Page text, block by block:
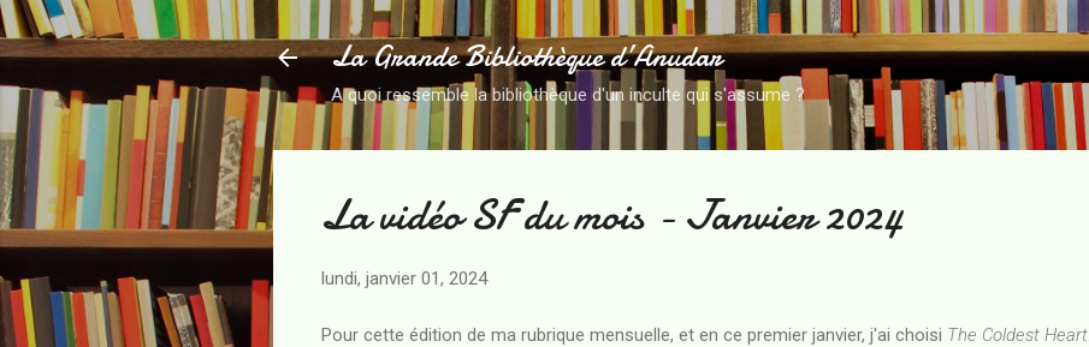
Accéder au contenu principal
La Grande Bibliothèque d’Anudar
A quoi ressemble la bibliothèque d'un inculte qui s'assume ?
La vidéo SF du mois - Janvier 2024
lundi, janvier 01, 2024
Pour cette édition de ma rubrique mensuelle, et en ce premier janvier, j'ai choisi The Coldest Heart